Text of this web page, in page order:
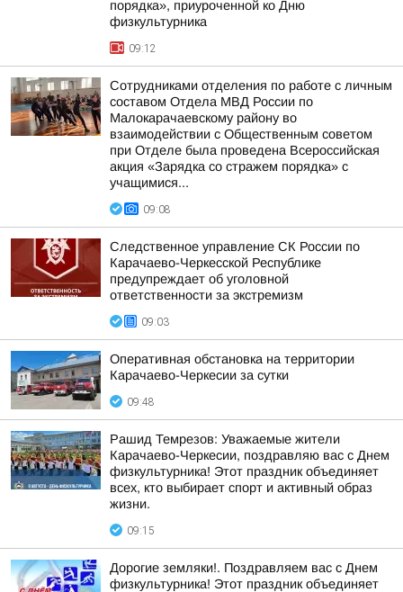
порядка», приуроченной ко Дню
физкультурника
09:12
Сотрудниками отделения по работе с личным
составом Отдела МВД России по
Малокарачаевскому району во
взаимодействии с Общественным советом
при Отделе была проведена Всероссийская
акция «Зарядка со стражем порядка» с
учащимися...
09:08
Следственное управление СК России по
Карачаево-Черкесской Республике
предупреждает об уголовной
ответственности за экстремизм
09:03
Оперативная обстановка на территории
Карачаево-Черкесии за сутки
09:48
Рашид Темрезов: Уважаемые жители
Карачаево-Черкесии, поздравляю вас с Днем
физкультурника! Этот праздник объединяет
всех, кто выбирает спорт и активный образ
жизни.
09:15
Дорогие земляки!. Поздравляем вас с Днем
физкультурника! Этот праздник объединяет